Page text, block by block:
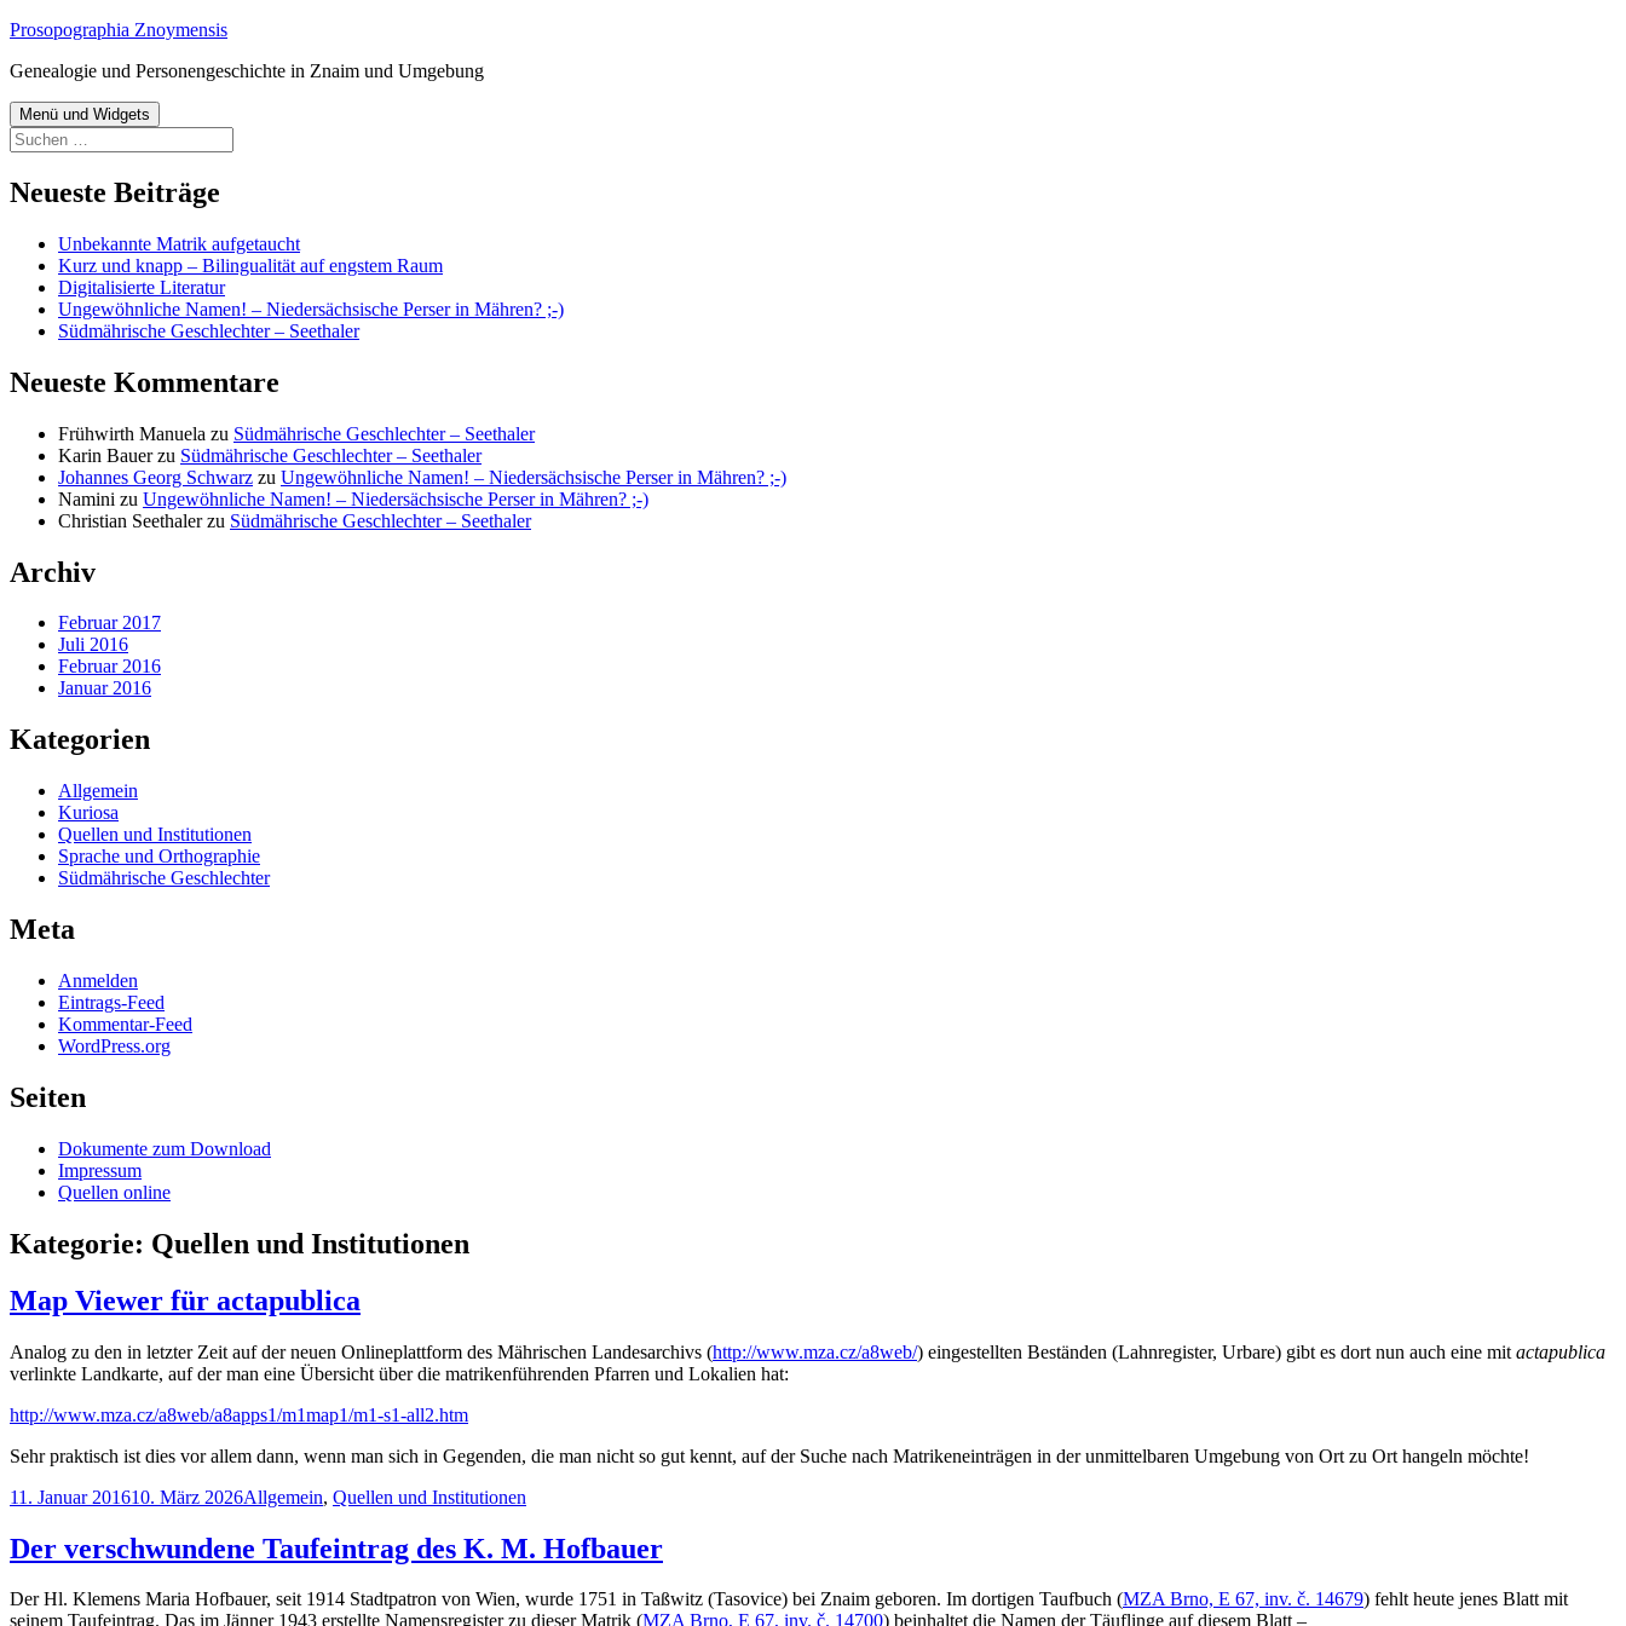
Zum
springen
Prosopographia Znoymensis
Genealogie und Personengeschichte in Znaim und Umgebung
Menü und Widgets
Suchen
nach:
Neueste Beiträge
Unbekannte Matrik aufgetaucht
Kurz und knapp – Bilingualität auf engstem Raum
Digitalisierte Literatur
Ungewöhnliche Namen! – Niedersächsische Perser in Mähren? ;-)
Südmährische Geschlechter – Seethaler
Neueste Kommentare
Frühwirth Manuela zu Südmährische Geschlechter – Seethaler
Karin Bauerzu Südmährische Geschlechter – Seethaler
Johannes Georg Schwarz zu Ungewöhnliche Namen! – Niedersächsische Perser in Mähren? ;-)
Namini zu Ungewöhnliche Namen! – Niedersächsische Perser in Mähren? ;-)
Christian Seethalerzu Südmährische Geschlechter – Seethaler
Archiv
Februar 2017
Juli 2016
Februar 2016
Januar 2016
Kategorien
Allgemein
Kuriosa
Quellen und Institutionen
Sprache und Orthographie
Südmährische Geschlechter
Meta
Anmelden
Eintrags-Feed
Kommentar-Feed
WordPress.org
Seiten
Dokumente zum Download
Impressum
Quellen online
Kategorie: Quellen und Institutionen
Map Viewer für actapublica
Analog zu den in letzter Zeit auf der neuen Onlineplattform des Mährischen Landesarchivs (http://www.mza.cz/a8web/) eingestellten Beständen (Lahnregister, Urbare) gibt es dort nun auch eine mit actapublica
verlinkte Landkarte, auf der man eine Übersicht über die matrikenführenden Pfarren und Lokalien hat:
http://www.mza.cz/a8web/a8apps1/m1map1/m1-s1-all2.htm
Sehr praktisch ist dies vor allem dann, wenn man sich in Gegenden, die man nicht so gut kennt, auf der Suche nach Matrikeneinträgen in der unmittelbaren Umgebung von Ort zu Ort hangeln möchte!
Veröffentlicht
11. Januar 201610. März 2026Kategorien
Allgemein, Quellen und Institutionen
Der verschwundene Taufeintrag des K. M. Hofbauer
Der Hl. Klemens Maria Hofbauer, seit 1914 Stadtpatron von Wien, wurde 1751 in Taßwitz (Tasovice) bei Znaim geboren. Im dortigen Taufbuch (MZA Brno, E 67, inv. č. 14679) fehlt heute jenes Blatt mit
seinem Taufeintrag. Das im Jänner 1943 erstellte Namensregister zu dieser Matrik (MZA Brno, E 67, inv. č. 14700) beinhaltet die Namen der Täuflinge auf diesem Blatt –